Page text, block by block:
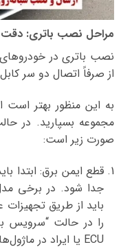
مراحل نصب باتری:
نصب باتری در
از صرفاً اتصال دو سر
به این منظور بهتر است
مجموعه بسپارید. در
صورت زیر است:
قطع ایمن برق: ابتدا
جدا شود. در برخی
باید از طریق
را در حالت “سرویس
ECU یا ایراد در ماژول‌های کنترل ایمنی جلوگیری شود.